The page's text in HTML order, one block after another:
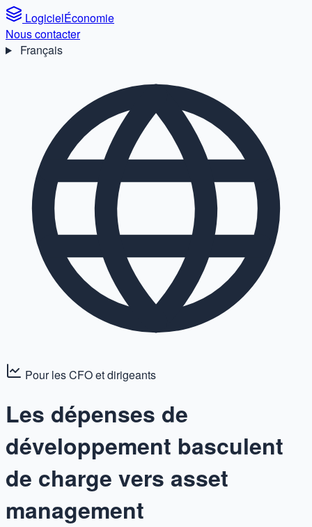
LogicielÉconomie
Nous contacter
Français
Pour les CFO et dirigeants
Les dépenses de
développement basculent
de charge vers asset
management